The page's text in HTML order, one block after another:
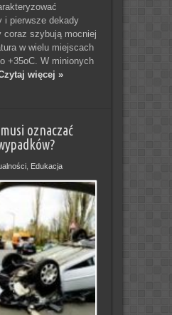
i pierwsze dekady
coraz szybują mocniej
w wielu miejscach
+35oC. W minionych
więcej »
oznaczać
, Edukacja